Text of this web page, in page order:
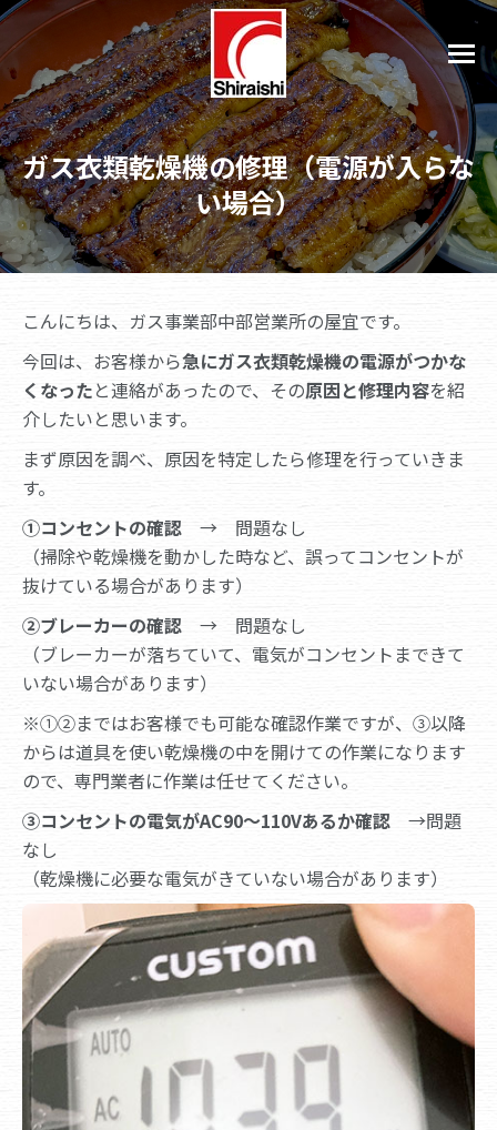
ガス衣類乾燥機の修理（電源が入らな
い場合）
こんにちは、ガス事業部中部営業所の屋宜です。
今回は、お客様から急にガス衣類乾燥機の電源がつかな
くなったと連絡があったので、その原因と修理内容を紹
介したいと思います。
まず原因を調べ、原因を特定したら修理を行っていきま
す。
①コンセントの確認 → 問題なし
（掃除や乾燥機を動かした時など、誤ってコンセントが
抜けている場合があります）
②ブレーカーの確認 → 問題なし
（ブレーカーが落ちていて、電気がコンセントまできて
いない場合があります）
※①②まではお客様でも可能な確認作業ですが、③以降
からは道具を使い乾燥機の中を開けての作業になります
ので、専門業者に作業は任せてください。
③コンセントの電気がAC90～110Vあるか確認 →問題
なし
（乾燥機に必要な電気がきていない場合があります）